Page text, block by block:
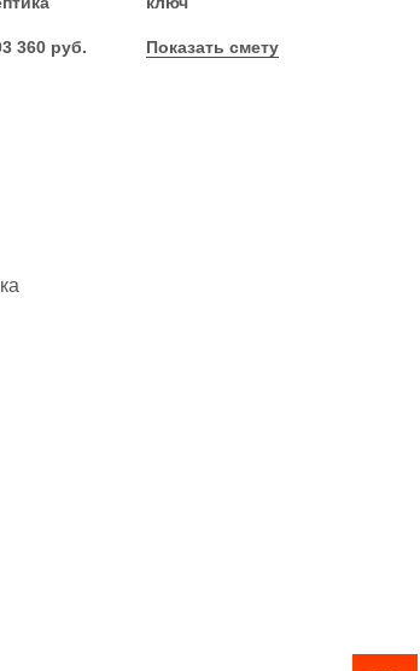
360 руб. Показать смету